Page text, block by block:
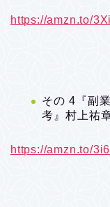
https://amzn.to/
その 4『副
考』村上祐
https://amzn.to/